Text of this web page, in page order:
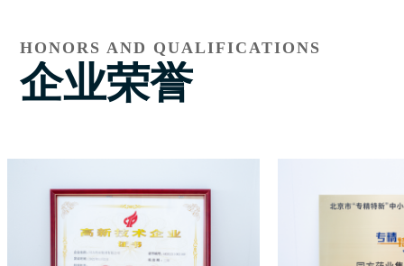
企业荣誉
HONORS AND QUALIFICATIONS